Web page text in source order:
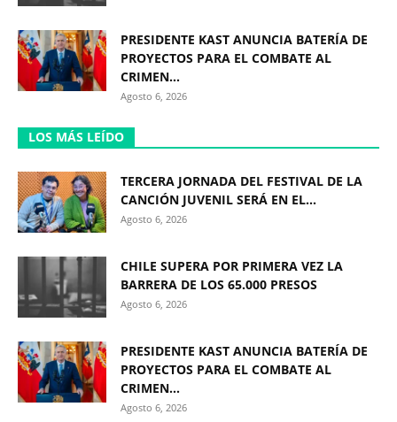
PRESIDENTE KAST ANUNCIA BATERÍA DE
PROYECTOS PARA EL COMBATE AL
CRIMEN...
Agosto 6, 2026
LOS MÁS LEÍDO
TERCERA JORNADA DEL FESTIVAL DE LA
CANCIÓN JUVENIL SERÁ EN EL...
Agosto 6, 2026
CHILE SUPERA POR PRIMERA VEZ LA
BARRERA DE LOS 65.000 PRESOS
Agosto 6, 2026
PRESIDENTE KAST ANUNCIA BATERÍA DE
PROYECTOS PARA EL COMBATE AL
CRIMEN...
Agosto 6, 2026